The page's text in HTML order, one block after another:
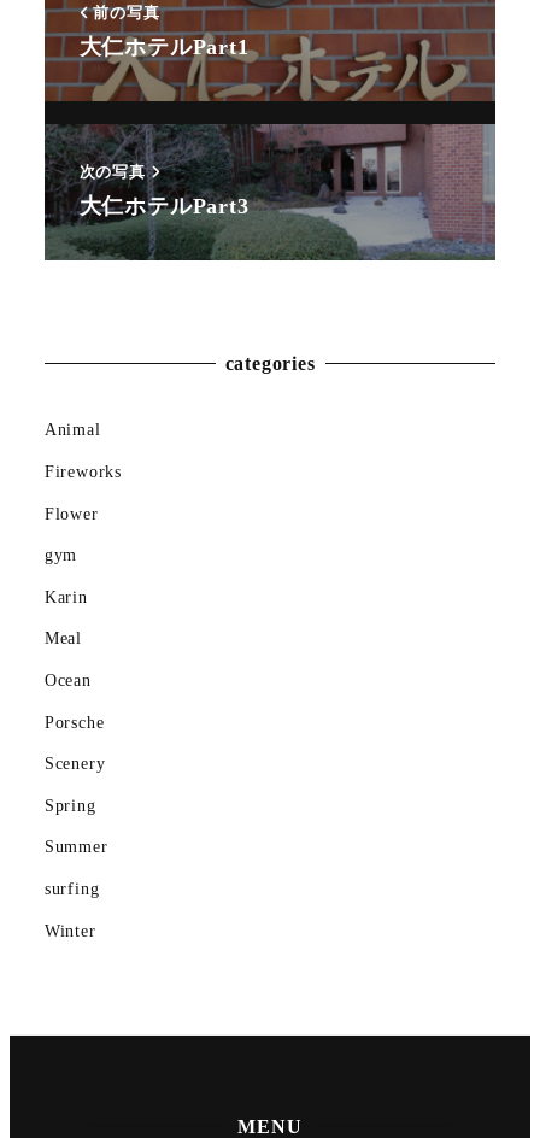
Animal
Insect
前の写真
大仁ホテルPart1
次の写真
大仁ホテルPart3
categories
Animal
Fireworks
Flower
gym
Karin
Meal
Ocean
Porsche
Scenery
Spring
Summer
surfing
Winter
MENU